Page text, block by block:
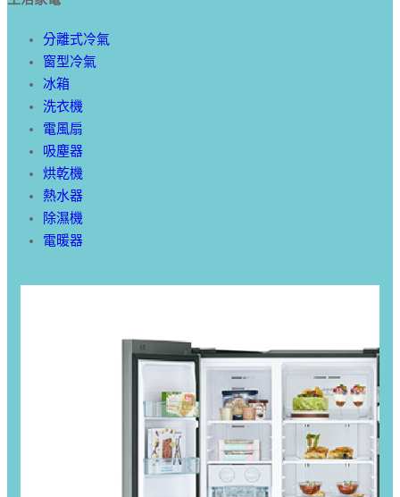
分離式冷氣
窗型冷氣
冰箱
洗衣機
電風扇
吸塵器
烘乾機
熱水器
除濕機
電暖器